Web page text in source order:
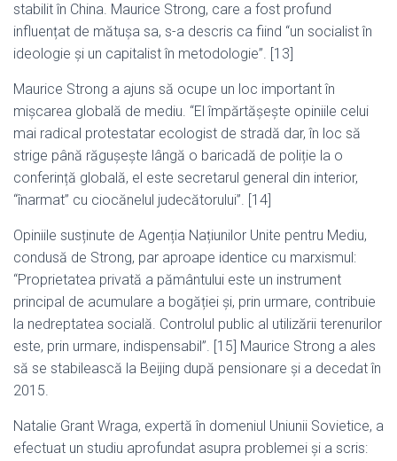
stabilit în China. Maurice Strong, care a fost profund
influențat de mătușa sa, s-a descris ca fiind “un socialist în
ideologie și un capitalist în metodologie”. [13]
Maurice Strong a ajuns să ocupe un loc important în
mișcarea globală de mediu. “El împărtășește opiniile celui
mai radical protestatar ecologist de stradă dar, în loc să
strige până răgușește lângă o baricadă de poliție la o
conferință globală, el este secretarul general din interior,
“înarmat” cu ciocănelul judecătorului”. [14]
Opiniile susținute de Agenția Națiunilor Unite pentru Mediu,
condusă de Strong, par aproape identice cu marxismul:
“Proprietatea privată a pământului este un instrument
principal de acumulare a bogăției și, prin urmare, contribuie
la nedreptatea socială. Controlul public al utilizării terenurilor
este, prin urmare, indispensabil”. [15] Maurice Strong a ales
să se stabilească la Beijing după pensionare și a decedat în
2015.
Natalie Grant Wraga, expertă în domeniul Uniunii Sovietice, a
efectuat un studiu aprofundat asupra problemei și a scris: